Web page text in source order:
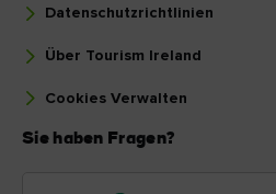
Datenschutzrichtlinien
Über Tourism Ireland
Cookies Verwalten
Sie haben Fragen?